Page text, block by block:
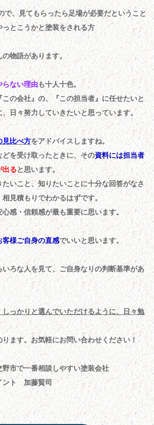
で、見てもらったら足場が必要だということ
とこうかと塗装をされる方
物語があります。
らない理由も十人十色。
の会社』の、『この担当者』に任せたいと
日々努力していきたいと思っています。
見比べ方をアドバイスしますね。
を受け取ったときに、その資料には担当者
出ると思います。
いこと、知りたいことに十分な回答がなさ
見積もりでわかるはずです。
感・信頼感が最も重要に思います。
客様ご自身の直感でいいと思います。
ろな人を見て、ご自身なりの判断基準があ
っかりと選んでいただけるように、日々勉
ます。お気軽にお問い合わせください！
市で一番相談しやすい塗装会社
ント 加藤賢司